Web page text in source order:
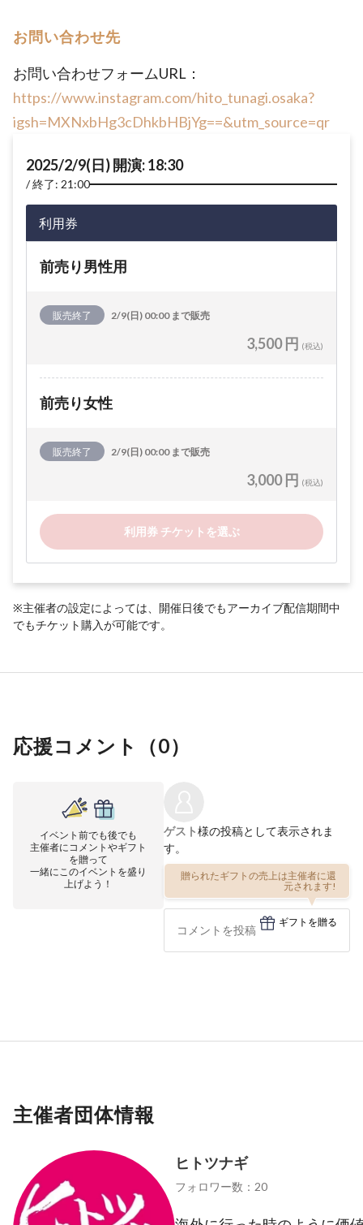
お問い合わせ先
お問い合わせフォームURL：
https://www.instagram.com/hito_tunagi.osaka?
igsh=MXNxbHg3cDhkbHBjYg==&utm_source=qr
2025/2/9(日) 開演: 18:30
終了: 21:00
利用券
前売り男性用
販売終了 2/9(日) 00:00 まで販売
3,500 円 (税込)
前売り女性
販売終了 2/9(日) 00:00 まで販売
3,000 円 (税込)
利用券 チケットを選ぶ
※主催者の設定によっては、開催日後でもアーカイブ配信期間中
でもチケット購入が可能です。
応援コメント（0）
イベント前でも後でも
主催者にコメントやギフト
を贈って
一緒にこのイベントを盛り
上げよう！
ゲスト様の投稿として表示されま
す。
贈られたギフトの売上は主催者に還
元されます!
ギフトを贈る
主催者団体情報
ヒトツナギ
フォロワー数：20